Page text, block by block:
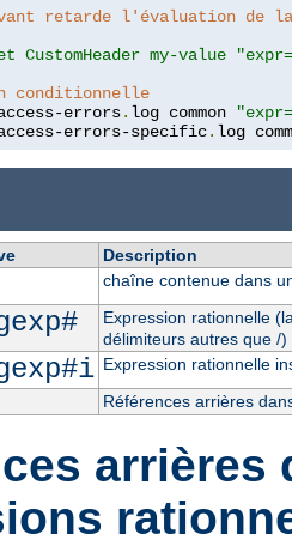
retarde l'évaluation de
CustomHeader my-value
conditionnelle
errors. log common
errors-specific. log
Description
chaîne contenue dans
Expression rationnelle
délimiteurs autres que /)
Expression rationnelle
Références arrières
arrières